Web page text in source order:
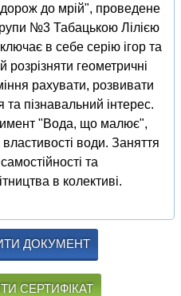
до мрій", проведене
№3 Табацькою Лілією
в себе серію ігор та
розрізняти геометричні
рахувати, розвивати
пізнавальний інтерес.
"Вода, що малює",
води. Заняття
та
в колективі.
ДОКУМЕНТ
СЕРТИФІКАТ